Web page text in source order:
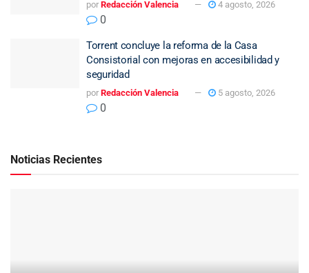
por Redacción Valencia 4 agosto, 2026
0
Torrent concluye la reforma de la Casa
Consistorial con mejoras en accesibilidad y
seguridad
por Redacción Valencia 5 agosto, 2026
0
Noticias Recientes